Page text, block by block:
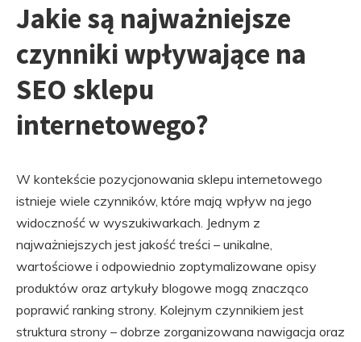
Jakie są najważniejsze
czynniki wpływające na
SEO sklepu
internetowego?
W kontekście pozycjonowania sklepu internetowego
istnieje wiele czynników, które mają wpływ na jego
widoczność w wyszukiwarkach. Jednym z
najważniejszych jest jakość treści – unikalne,
wartościowe i odpowiednio zoptymalizowane opisy
produktów oraz artykuły blogowe mogą znacząco
poprawić ranking strony. Kolejnym czynnikiem jest
struktura strony – dobrze zorganizowana nawigacja oraz